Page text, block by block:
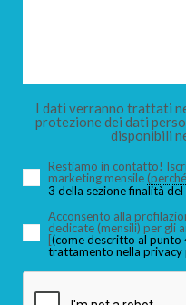
I dati verranno trattati
protezione dei dati
disponibili
Restiamo in contatto!
marketing mensile
3 della sezione finalità
Acconsento alla
dedicate (mensili) per gli
[(come descritto al punto
trattamento nella privacy